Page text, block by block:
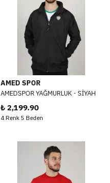
AMED SPOR
AMEDSPOR YAĞMURLUK - SİYAH
₺ 2,199.90
4 Renk 5 Beden